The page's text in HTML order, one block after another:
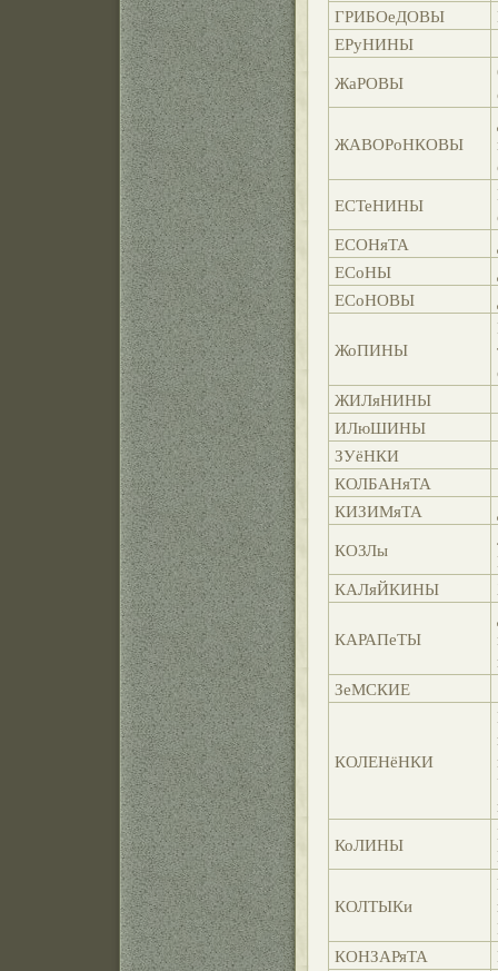
ГРИБОеДОВЫ
ЕРуНИНЫ
ЖаРОВЫ
ЖАВОРоНКОВЫ
ЕСТеНИНЫ
ЕСОНяТА
ЕСоНЫ
ЕСоНОВЫ
ЖоПИНЫ
ЖИЛяНИНЫ
ИЛюШИНЫ
ЗУёНКИ
КОЛБАНяТА
КИЗИМяТА
КОЗЛы
КАЛяЙКИНЫ
КАРАПеТЫ
ЗеМСКИЕ
КОЛЕНёНКИ
КоЛИНЫ
КОЛТЫКи
КОНЗАРяТА